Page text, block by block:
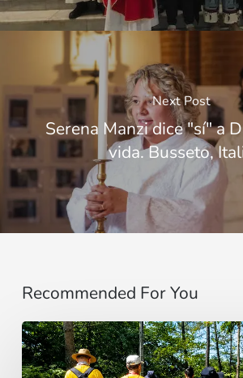
Next Post
Serena Manzi dice "sí" a
vida. Busseto,
Recommended For You
“Estoy
contigo”